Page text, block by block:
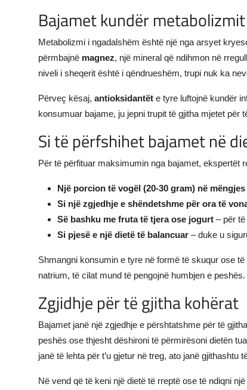
Bajamet kundër
Metabolizmi i ngadalshëm është një nga arsyet
përmbajnë magnez, një mineral që ndihmon në
niveli i sheqerit është i qëndrueshëm, trupi nuk ka
Përveç kësaj, antioksidantët e tyre luftojnë kundër
konsumuar bajame, ju jepni trupit të gjitha mjetet për
Si të përfshihet bajamet në
Për të përfituar maksimumin nga bajamet, ekspertët
Një porcion të vogël (20-30 gram) në mëngjes
Si një zgjedhje e shëndetshme për ora të
Së bashku me fruta të tjera ose jogurt – për
Si pjesë e një dietë të balancuar – duke u
Shmangni konsumin e tyre në formë të skuqur ose
natrium, të cilat mund të pengojnë humbjen e peshës.
Zgjidhje për të gjitha kohërat
Bajamet janë një zgjedhje e përshtatshme për të
peshës ose thjesht dëshironi të përmirësoni dietën
janë të lehta për t’u gjetur në treg, ato janë gjithashtu
Në vend që të keni një dietë të rreptë ose të ndiqni